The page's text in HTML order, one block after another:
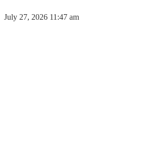
July 27, 2026 11:47 am